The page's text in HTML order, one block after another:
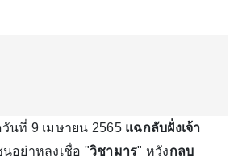
นที่ 9 เมษายน 2565 แฉกลับฝั่งเจ้า
อย่าหลงเชื่อ "วิชามาร" หวังกลบ